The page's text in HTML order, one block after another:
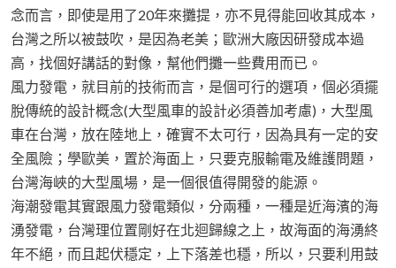
念而言，即使是用了20年來攤提，亦不見得能回收其成本，
台灣之所以被鼓吹，是因為老美；歐洲大廠因研發成本過
高，找個好講話的對像，幫他們攤一些費用而已。
風力發電，就目前的技術而言，是個可行的選項，個必須擺
脫傳統的設計概念(大型風車的設計必須善加考慮)，大型風
車在台灣，放在陸地上，確實不太可行，因為具有一定的安
全風險；學歐美，置於海面上，只要克服輸電及維護問題，
台灣海峽的大型風場，是一個很值得開發的能源。
海潮發電其實跟風力發電類似，分兩種，一種是近海濱的海
湧發電，台灣理位置剛好在北迴歸線之上，故海面的海湧終
年不絕，而且起伏穩定，上下落差也穩，所以，只要利用鼓